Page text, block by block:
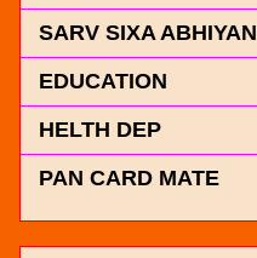
SARV SIXA ABHIYAN
EDUCATION
HELTH DEP
PAN CARD MATE